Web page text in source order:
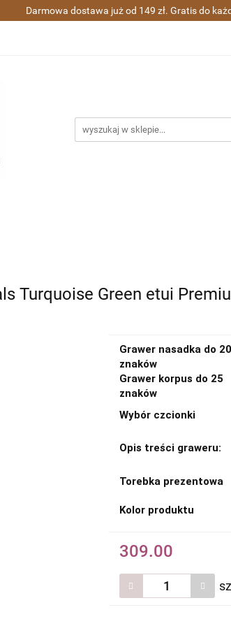
Darmowa dostawa już od 149 zł. Gratis do
Pióra wieczne i kulkowe Długopisy
Turquoise Green etui
Grawer nasadka do 20
znaków
Grawer korpus do 25
znaków
Wybór czcionki
Opis treści graweru:
Torebka prezentowa
Kolor produktu
309.00